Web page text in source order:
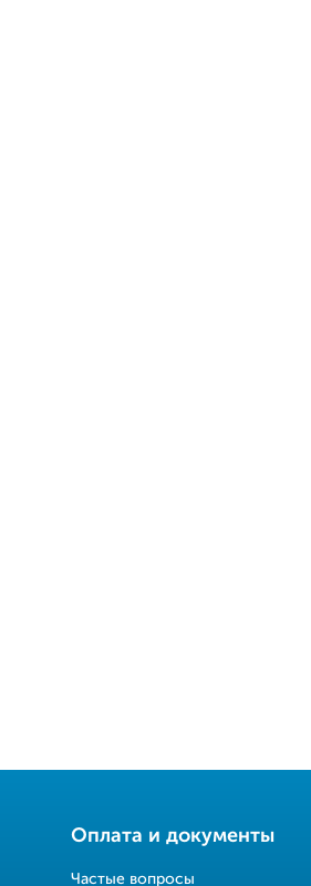
Оплата и документы
Частые вопросы